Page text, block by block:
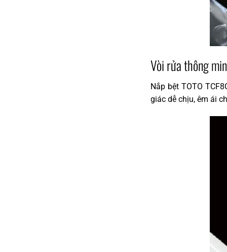
Vòi rửa thông
Nắp bệt TOTO
giác dễ chịu, êm ái